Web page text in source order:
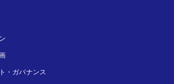
・ガバナンス